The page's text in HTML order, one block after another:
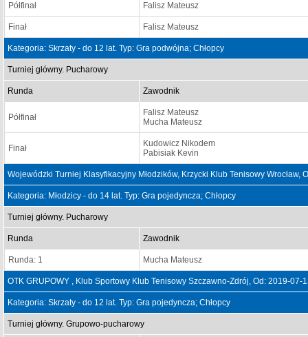
Półfinał Falisz Mateusz
Finał Falisz Mateusz
Kategoria: Skrzaty - do 12 lat. Typ: Gra podwójna; Chłopcy
Turniej główny. Pucharowy
Runda Zawodnik
Półfinał
Falisz Mateusz
Mucha Mateusz
Finał
Kudowicz Nikodem
Pabisiak Kevin
Wojewódzki Turniej Klasyfikacyjny Młodzików, Krzycki Klub Tenisowy Wrocław,
Kategoria: Młodzicy - do 14 lat. Typ: Gra pojedyncza; Chłopcy
Turniej główny. Pucharowy
Runda Zawodnik
Runda: 1 Mucha Mateusz
OTK GRUPOWY , Klub Sportowy Klub Tenisowy Szczawno-Zdrój, Od: 2019-07-
Kategoria: Skrzaty - do 12 lat. Typ: Gra pojedyncza; Chłopcy
Turniej główny. Grupowo-pucharowy